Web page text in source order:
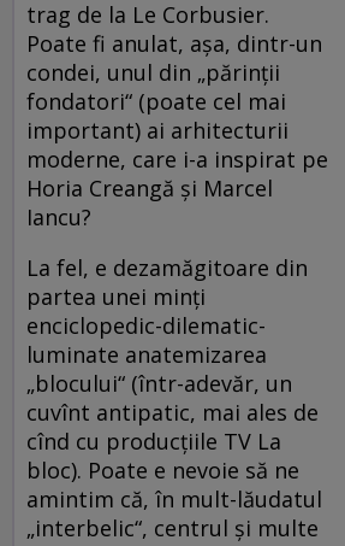
trag de la Le Corbusier.
Poate fi anulat, aşa, dintr-un
condei, unul din „părinţii
fondatori“ (poate cel mai
important) ai arhitecturii
moderne, care i-a inspirat pe
Horia Creangă şi Marcel
Iancu?
La fel, e dezamăgitoare din
partea unei minţi
enciclopedic-dilematic-
luminate anatemizarea
„blocului“ (într-adevăr, un
cuvînt antipatic, mai ales de
cînd cu producţiile TV La
bloc). Poate e nevoie să ne
amintim că, în mult-lăudatul
„interbelic“, centrul şi multe